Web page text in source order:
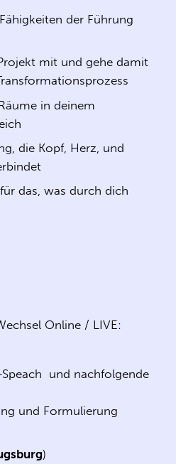
der Führung
mit und gehe damit
in deinem
die Kopf, Herz, und
das, was durch dich
Online / LIVE:
und nachfolgende
und Formulierung
)